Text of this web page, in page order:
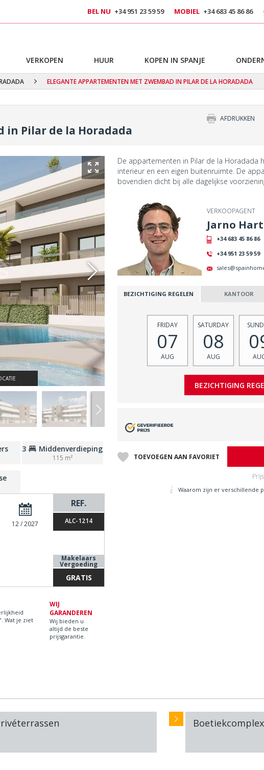
ELEGANTE APPARTEMENTEN MET ZWEMBAD IN PILAR DE LA HORADADA
AFDRUKKEN
Pilar de la Horadada
3 Middenverdieping
115 m²
REF.
ALC-1214
Makelaars
Vergoeding
GRATIS
12 / 2027
Wat je ziet
WIJ
GARANDEREN
Wij bieden u
altijd de beste
prijsgarantie.
De appartementen in Pilar de la Horadada
interieur en een eigen buitenruimte. De
bovendien dicht bij alle dagelijkse
VERKOOPAGENT
Jarno
+34 683 45 86 86
+34 951 23 59 59
BEZICHTIGING REGELEN KANTOOR
FRIDAY
07
AUG
SATURDAY
08
AUG
TOEVOEGEN AAN FAVORIET
Waarom zijn er verschillende
Boetiekcomplex
BEL NU +34 951 23 59 59 MOBIEL +34 683 45 86 86
VERKOPEN HUUR KOPEN IN SPANJE